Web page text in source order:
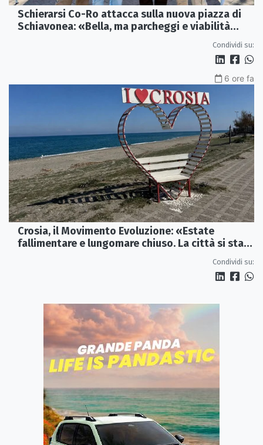
Schierarsi Co-Ro attacca sulla nuova piazza di
Schiavonea: «Bella, ma parcheggi e viabilità
Condividi su:
6 ore fa
Crosia, il Movimento Evoluzione: «Estate
fallimentare e lungomare chiuso. La città si sta
Condividi su: